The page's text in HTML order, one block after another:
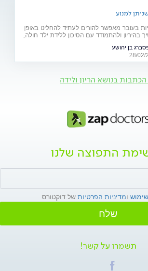
בעובר מאפשר להורים לעתיד להחליט באופן
בהיריון ולהתמודד עם הסיכון ללידת ילד חולה,
בן יהושע
בנושא הריון ולידה
התפוצה שלנו
ומדיניות הפרטיות של דוקטורס
שלח
תשמרו על קשר!